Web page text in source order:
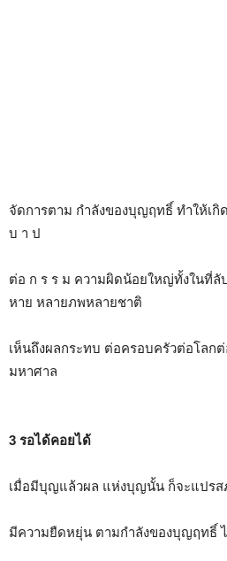
จัดการตาม กำลังของบุญฤทธิ์ ทำให้เกิ
บ า ป
ต่อ ก ร ร ม ความผิดน้อยใหญ่ทั้งในที่ลั
หาย หลายภพหลายชาติ
เห็นถึงผลกระทบ ต่อครอบครัวต่อโลก
มหาศาล
3 รอได้คอยได้
เมื่อมีบุญแล้วผล แห่งบุญนั้น ก็จะแปรส
มีความยืดหยุ่น ตามกำลังของบุญฤทธิ์ ไ